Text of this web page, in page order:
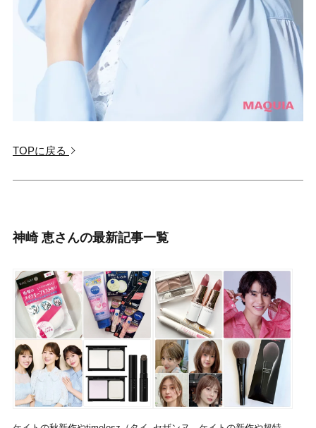
TOPに戻る
神崎 恵さんの最新記事一覧